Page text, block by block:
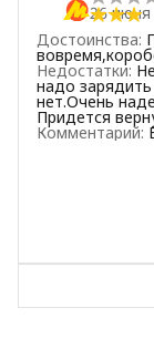
26 июня
Достоинства:
Недостатки:
надо зарядить
нет.Очень
Придется
Комментарий: